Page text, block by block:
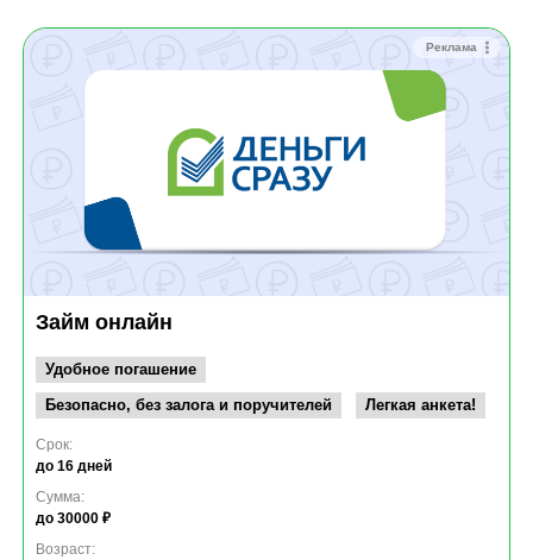
Реклама
Займ онлайн
Удобное погашение
Безопасно, без залога и поручителей
Легкая анкета!
Срок:
до 16 дней
Сумма:
до 30000 ₽
Возраст: